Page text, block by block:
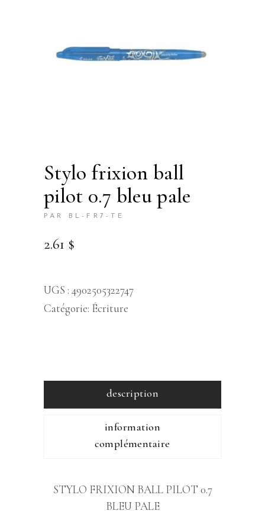
stylo frixion ball
pilot 0.7 bleu pale
PAR BL-FR7-TE
2.61 $
UGS : 4902505322747
Catégorie: Écriture
description
information
complémentaire
STYLO FRIXION BALL PILOT 0.7
BLEU PALE